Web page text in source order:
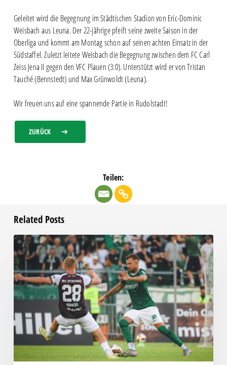
Geleitet wird die Begegnung im Städtischen Stadion von Eric-Dominic
Weisbach aus Leuna. Der 22-jährige pfeift seine zweite Saison in der
Oberliga und kommt am Montag schon auf seinen achten Einsatz in der
Südstaffel. Zuletzt leitete Weisbach die Begegnung zwischen dem FC Carl
Zeiss Jena II gegen den VFC Plauen (3:0). Unterstützt wird er von Tristan
Tauché (Bennstedt) und Max Grünwoldt (Leuna).
Wir freuen uns auf eine spannende Partie in Rudolstadt!
ZURÜCK
Teilen:
Related Posts
Chemie
beim
RSV
Eintracht
gefordert